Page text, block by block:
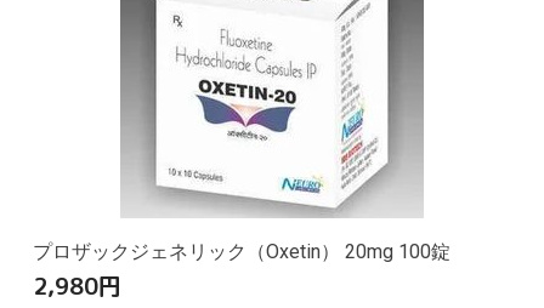
プロザックジェネリック（Oxetin） 20mg 100錠
2,980円